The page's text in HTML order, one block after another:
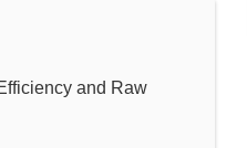
and Raw